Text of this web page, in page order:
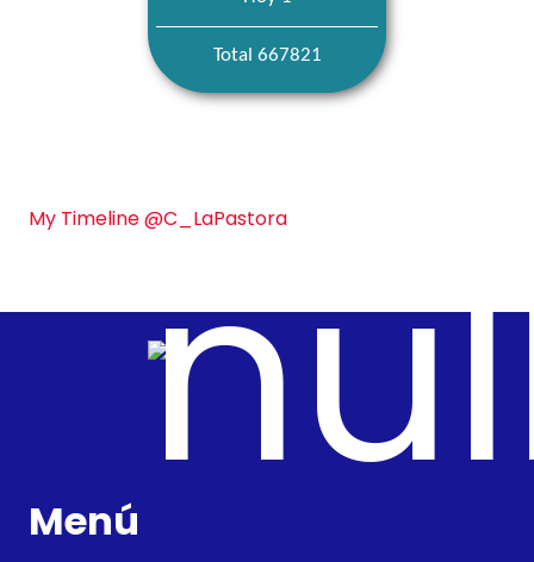
Total 667821
My Timeline @C_LaPastora
Menú